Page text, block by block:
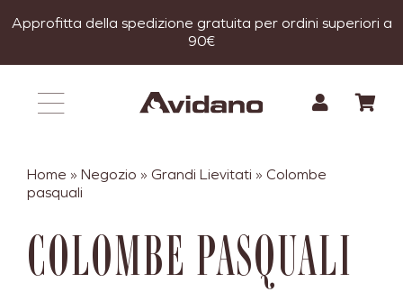
Approfitta della spedizione gratuita per ordini superiori a
90€
Home » Negozio » Grandi Lievitati » Colombe
pasquali
COLOMBE PASQUALI